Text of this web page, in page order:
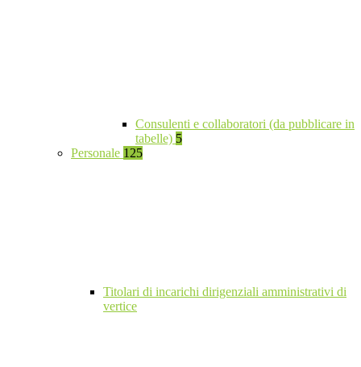
Consulenti e collaboratori (da pubblicare in
tabelle) 5
Personale 125
Titolari di incarichi dirigenziali amministrativi di
vertice